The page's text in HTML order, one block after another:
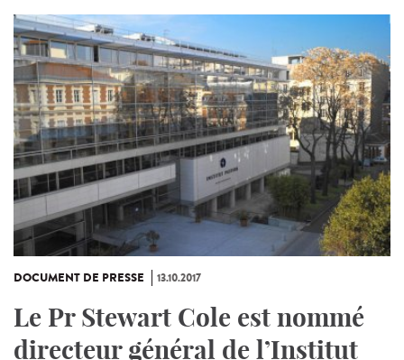
DOCUMENT DE PRESSE 13.10.2017
Le Pr Stewart Cole est nommé
directeur général de l’Institut